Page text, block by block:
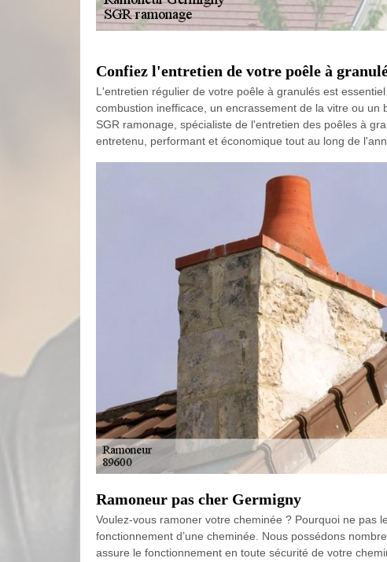
Confiez l'entretien de votre poêle à
L'entretien régulier de votre poêle à granulés est
combustion inefficace, un encrassement de la vitre ou
SGR ramonage, spécialiste de l'entretien des poêles à
entretenu, performant et économique tout au long de
Ramoneur pas cher Germigny
Voulez-vous ramoner votre cheminée ? Pourquoi ne pas
fonctionnement d’une cheminée. Nous possédons
assure le fonctionnement en toute sécurité de votre